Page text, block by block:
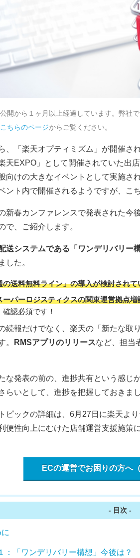
開から１ヶ月以上経過しています。弊社
こちらのページからご覧ください。
、「楽天オプティミズム」が開催され
天EXPO」として開催されていた出
向けの大きなイベントとして実施さ
ント内で開催されるようですが、こ
新春カンファレンスで発表された今
で、ご紹介します。
送システムである「ワンデリバリー
した。
の送料無料ライン」の導入が検討されて
ーパーロジスティクスの関東運営拠点増
確認必須です！
続報だけでなく、楽天の「新たな取
。
RMSアプリのリリースなど、担当
な発表の前の、進捗共有という感じ
らいとして、進捗を把握しておきまし
ピックの詳細は、6月27日に楽天よ
便性向上にむけた店舗運営支援施策
ECの運営でお困りの方へ
- 目次 -
：「ワンデリバリー構想」今後は？